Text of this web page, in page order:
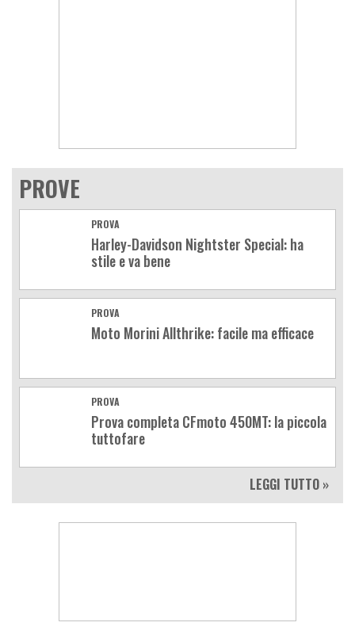
PROVE
PROVA
Harley-Davidson Nightster Special: ha
stile e va bene
PROVA
Moto Morini Allthrike: facile ma efficace
PROVA
Prova completa CFmoto 450MT: la piccola
tuttofare
LEGGI TUTTO »